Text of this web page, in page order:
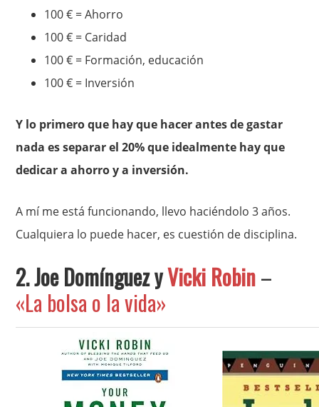
100 € = Ahorro
100 € = Caridad
100 € = Formación, educación
100 € = Inversión
Y lo primero que hay que hacer antes de gastar
nada es separar el 20% que idealmente hay que
dedicar a ahorro y a inversión.
A mí me está funcionando, llevo haciéndolo 3 años.
Cualquiera lo puede hacer, es cuestión de disciplina.
2. Joe Domínguez yVicki Robin–
«La bolsa o la vida»